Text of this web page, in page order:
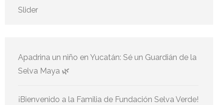
Slider
Apadrina un niño en Yucatán: Sé un Guardián de la
Selva Maya 🌿
¡Bienvenido a la Familia de Fundación Selva Verde!